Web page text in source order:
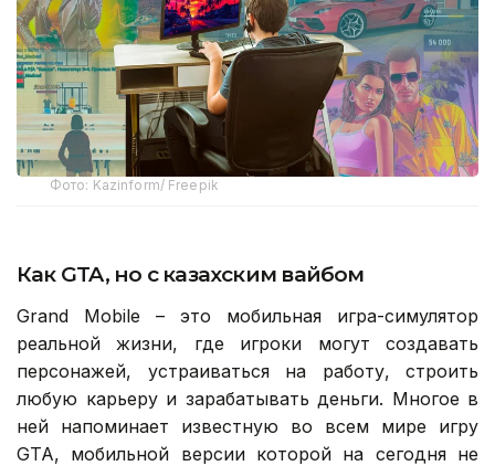
Фото: Kazinform/ Freepik
Как GTA, но с казахским вайбом
Grand Mobile – это мобильная игра-симулятор
реальной жизни, где игроки могут создавать
персонажей, устраиваться на работу, строить
любую карьеру и зарабатывать деньги. Многое в
ней напоминает известную во всем мире игру
GTA, мобильной версии которой на сегодня не